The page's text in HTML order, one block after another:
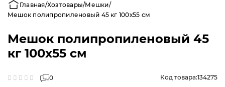
Главная Хозтовары Мешки
Мешок полипропиленовый 45 кг 100х55 см
Мешок полипропиленовый 45
кг 100х55 см
0 Код товара:134275